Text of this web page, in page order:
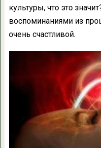
культуры, что это
воспоминаниями из
очень счастливой.